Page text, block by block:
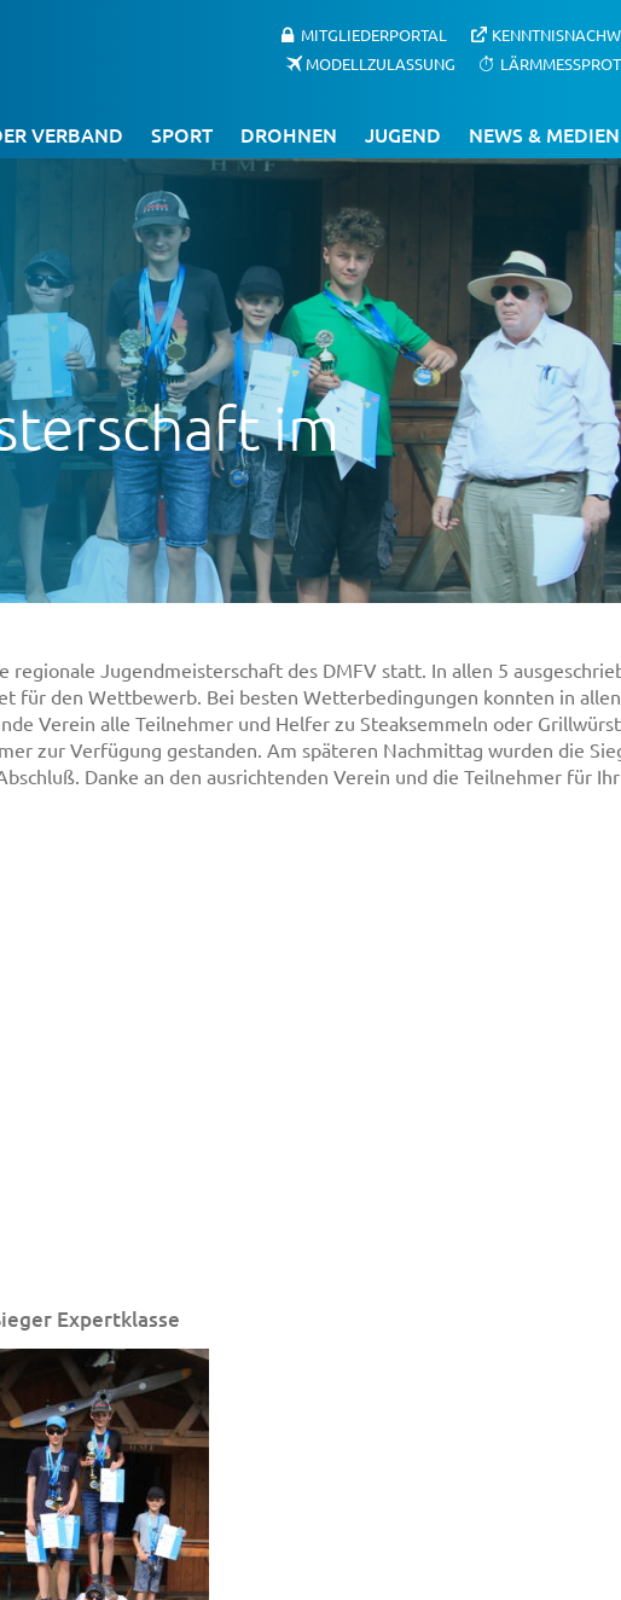
MITGLIEDERPORTAL
MODELLZULASSUNG
VERBAND SPORT DROHNEN JUGEND NEWS & MEDIEN
im
Jugendmeisterschaft des DMFV statt. In allen 5
für den Wettbewerb. Bei besten Wetterbedingungen konnten in
Verein alle Teilnehmer und Helfer zu Steaksemmeln oder
zur Verfügung gestanden. Am späteren Nachmittag wurden die
Danke an den ausrichtenden Verein und die Teilnehmer für
Expertklasse